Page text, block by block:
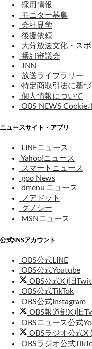
採用情報
モニター募集
会社見学
後援依頼
大分放送文化・ス
番組審議会
JNN
放送ライブラリー
特定商取引法に基
個人情報について
OBS NEWS Cookie
ニュースサイト・アプリ
LINEニュース
Yahoo!ニュース
スマートニュース
goo News
dmenu ニュース
ノアドット
グノシー
MSNニュース
公式SNSアカウント
OBS公式LINE
OBS公式Youtube
OBS公式X (旧
OBS公式TikTok
OBS公式Instagram
OBS報道部X (旧
OBSニュース公式
OBSラジオ公式X
OBSラジオ公式